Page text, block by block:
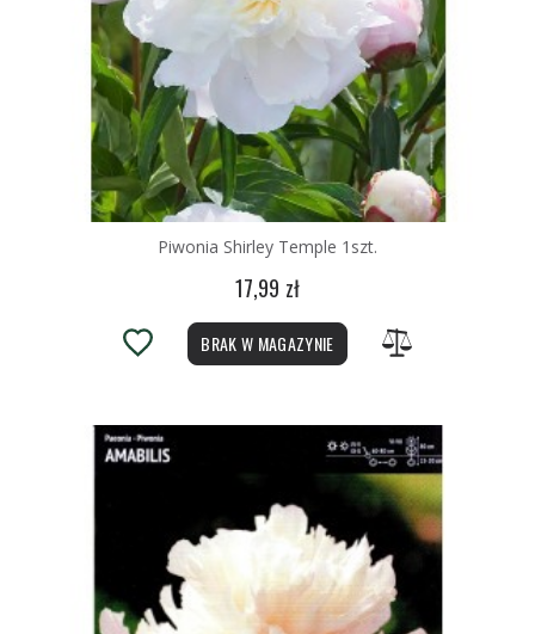
Piwonia Shirley Temple 1szt.
17,99 zł
BRAK W MAGAZYNIE